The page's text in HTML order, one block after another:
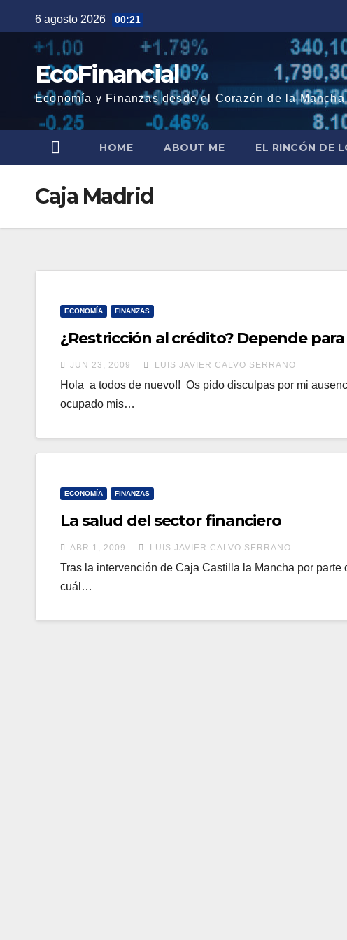
al
contenido
6 agosto 2026 00:21
EcoFinancial
Economía y Finanzas desde el Corazón de la Mancha
HOME ABOUT ME EL RINCÓN DE
Caja Madrid
ECONOMÍA FINANZAS
¿Restricción al crédito? Depende
JUN 23, 2009 LUIS JAVIER CALVO SERRANO
Hola a todos de nuevo!! Os pido disculpas por mi
ocupado mis…
ECONOMÍA FINANZAS
La salud del sector financiero
ABR 1, 2009 LUIS JAVIER CALVO SERRANO
Tras la intervención de Caja Castilla la Mancha por
cuál…